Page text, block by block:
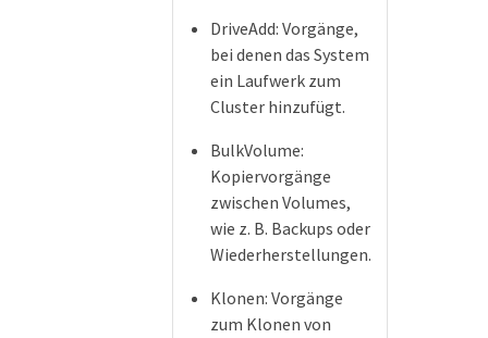
DriveAdd: Vorgänge,
bei denen das System
ein Laufwerk zum
Cluster hinzufügt.
BulkVolume:
Kopiervorgänge
zwischen Volumes,
wie z. B. Backups oder
Wiederherstellungen.
Klonen: Vorgänge
zum Klonen von